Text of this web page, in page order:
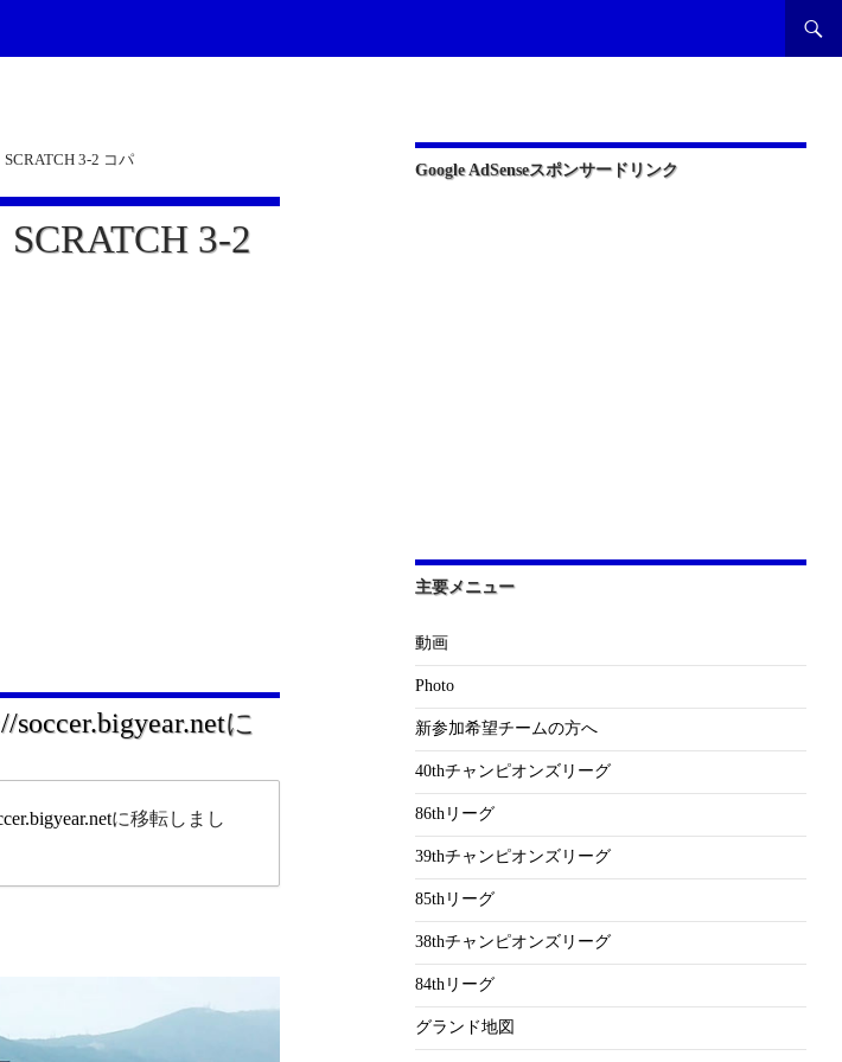
3-2 コパ
3-2
soccer.bigyear.netに
に移転しまし
Google AdSenseスポンサードリンク
主要メニュー
動画
Photo
新参加希望チームの方へ
40thチャンピオンズリーグ
86thリーグ
39thチャンピオンズリーグ
85thリーグ
38thチャンピオンズリーグ
84thリーグ
グランド地図